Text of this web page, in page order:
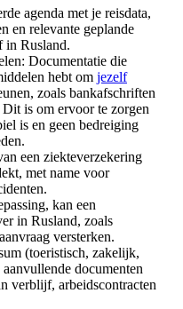
agenda met je reisdata,
en relevante geplande
in Rusland.
Documentatie die
hebt om jezelf
zoals bankafschriften
is om ervoor te zorgen
is en geen bedreiging
een ziekteverzekering
met name voor
kan een
in Rusland, zoals
versterken.
(toeristisch, zakelijk,
documenten
verblijf, arbeidscontracten